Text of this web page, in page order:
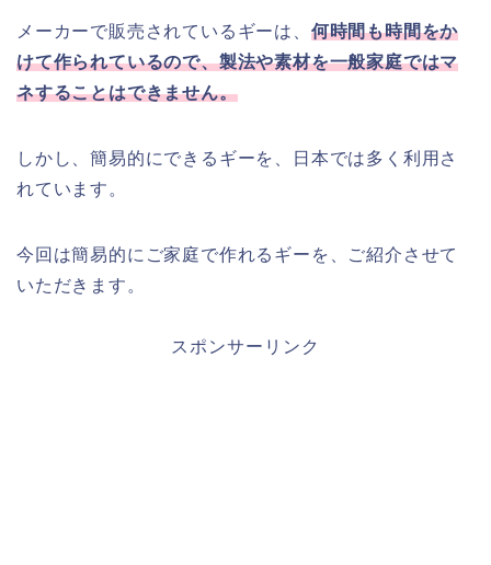
メーカーで販売されているギーは、 何時間も時間をか
けて作られているので、製法や素材を一般家庭ではマ
ネすることはできません。
しかし、簡易的にできるギーを、日本では多く利用さ
れています。
今回は簡易的にご家庭で作れるギーを、ご紹介させて
いただきます。
スポンサーリンク